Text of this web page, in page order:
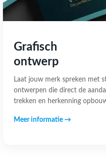
Grafisch
ontwerp
Laat jouw merk spreken met
ontwerpen die direct de
trekken en herkenning
Meer informatie →